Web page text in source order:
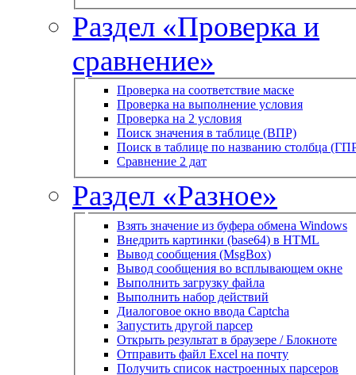
Раздел «Проверка и
сравнение»
Проверка на соответствие маске
Проверка на выполнение условия
Проверка на 2 условия
Поиск значения в таблице (ВПР)
Поиск в таблице по названию столбца
Сравнение 2 дат
Раздел «Разное»
Взять значение из буфера обмена Windows
Внедрить картинки (base64) в HTML
Вывод сообщения (MsgBox)
Вывод сообщения во всплывающем окне
Выполнить загрузку файла
Выполнить набор действий
Диалоговое окно ввода Captcha
Запустить другой парсер
Открыть результат в браузере / Блокноте
Отправить файл Excel на почту
Получить список настроенных парсеров